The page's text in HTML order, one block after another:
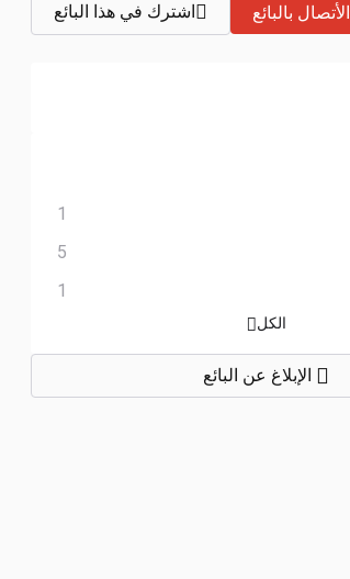
الأتصال بالبائع اشترك في هذا البائع
1
5
1
الكل
الإبلاغ عن البائع